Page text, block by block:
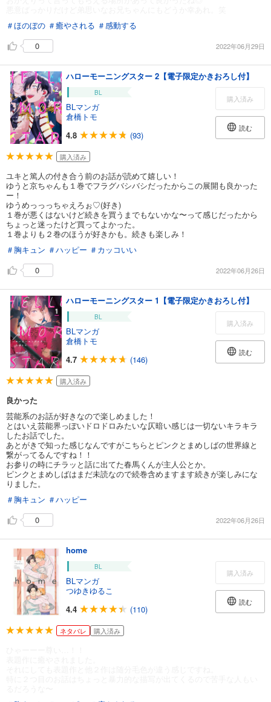
＃ほのぼの ＃癒やされる ＃感動する
0
2022年06月29日
ハローモーニングスター 2【電子限定かきおろし付】
BL
BLマンガ
倉橋トモ
4.8
(93)
購入済み
読む
購入済み
ユキと篤人の付き合う前のお話が読めて嬉しい！
ゆうと京ちゃんも１巻でフラグバシバシだったからこの展開も良かった
ー！
ゆうめっっっちゃえろぉ♡(好き)
１巻が悪くはないけど続きを買うまでもないかな〜って感じだったから
ちょっと迷ったけど買ってよかった。
１巻よりも２巻のほうが好きかも。続きも楽しみ！
＃胸キュン ＃ハッピー ＃カッコいい
0
2022年06月26日
ハローモーニングスター 1【電子限定かきおろし付】
BL
BLマンガ
倉橋トモ
4.7
(146)
購入済み
読む
購入済み
良かった
芸能系のお話が好きなので楽しめました！
とはいえ芸能界っぽいドロドロみたいな仄暗い感じは一切ないキラキラ
したお話でした。
あとがきで知った感じなんですがこちらとピンクとまめしばの世界線と
繋がってるんですね！！
お参りの時にチラッと話に出てた春馬くんが主人公とか。
ピンクとまめしばはまだ未読なので続巻含めますます続きが楽しみにな
りました。
＃胸キュン ＃ハッピー
0
2022年06月26日
home
BL
BLマンガ
つゆきゆるこ
4.4
(110)
購入済み
読む
ネタバレ 購入済み